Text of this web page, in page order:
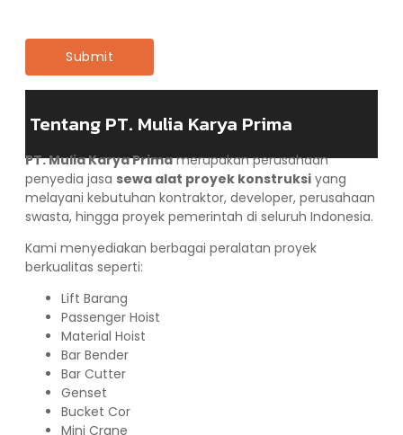
Tentang PT. Mulia Karya Prima
PT. Mulia Karya Primamerupakan perusahaan
penyedia jasa sewa alat proyek konstruksi yang
melayani kebutuhan kontraktor, developer, perusahaan
swasta, hingga proyek pemerintah di seluruh Indonesia.
Kami menyediakan berbagai peralatan proyek
berkualitas seperti:
Lift Barang
Passenger Hoist
Material Hoist
Bar Bender
Bar Cutter
Genset
Bucket Cor
Mini Crane